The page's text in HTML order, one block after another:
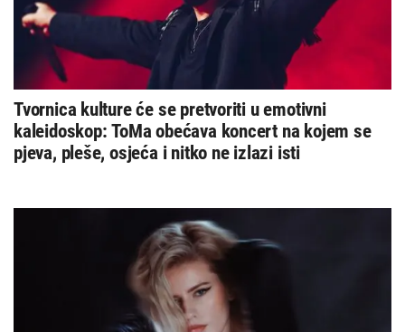
Tvornica kulture će se pretvoriti u emotivni
kaleidoskop: ToMa obećava koncert na kojem se
pjeva, pleše, osjeća i nitko ne izlazi isti